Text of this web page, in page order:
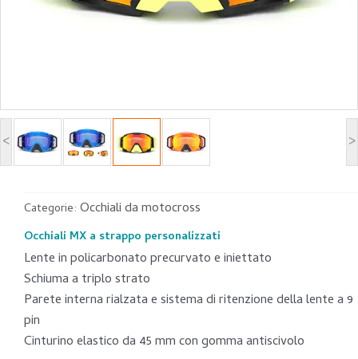
< >
Categorie: Occhiali da motocross
Occhiali MX a strappo personalizzati
Lente in policarbonato precurvato e iniettato
Schiuma a triplo strato
Parete interna rialzata e sistema di ritenzione della lente a 9
pin
Cinturino elastico da 45 mm con gomma antiscivolo